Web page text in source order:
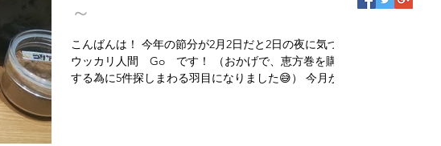
～
こんばんは！ 今年の節分が2月2日だと2日の夜に気づく
ウッカリ人間 Go です！ （おかげで、恵方巻を購入
する為に5件探しまわる羽目になりました😅） 今月から